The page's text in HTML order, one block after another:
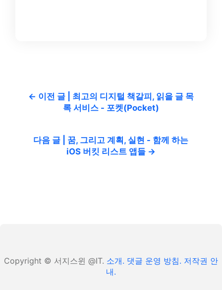
← 이전 글 | 최고의 디지털 책갈피, 읽을 글 목
록 서비스 - 포켓(Pocket)
다음 글 | 꿈, 그리고 계획, 실현 - 함께 하는
iOS 버킷 리스트 앱들 →
Copyright © 서지스윈 @IT. 소개. 댓글 운영 방침. 저작권 안
내.